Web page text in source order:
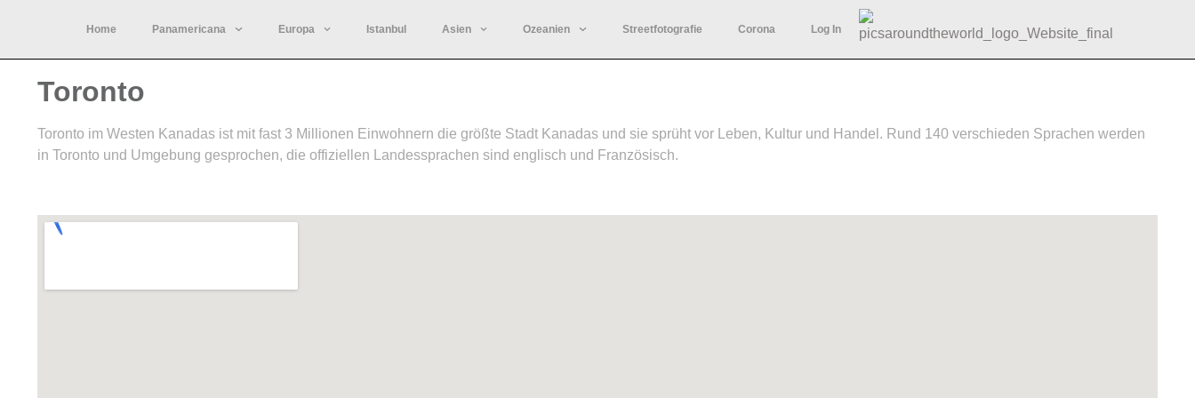
Home Panamericana Europa Istanbul Asien Ozeanien Streetfotografie Corona Log In
Toronto
Toronto im Westen Kanadas ist mit fast 3 Millionen Einwohnern die größte Stadt Kanadas und sie sprüht vor Leben, Kultur und Handel. Rund 140 verschieden Sprachen werden
in Toronto und Umgebung gesprochen, die offiziellen Landessprachen sind englisch und Französisch.